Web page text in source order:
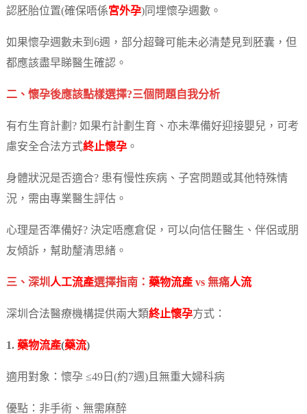
認胚胎位置(確保唔係宮外孕)同埋懷孕週數。
如果懷孕週數未到6週，部分超聲可能未必清楚見到胚囊，但
都應該盡早睇醫生確認。
二、懷孕後應該點樣選擇?三個問題自我分析
有冇生育計劃? 如果冇計劃生育、亦未準備好迎接嬰兒，可考
慮安全合法方式終止懷孕。
身體狀況是否適合? 患有慢性疾病、子宮問題或其他特殊情
況，需由專業醫生評估。
心理是否準備好? 決定唔應倉促，可以向信任醫生、伴侶或朋
友傾訴，幫助釐清思緒。
三、深圳 人工流產選擇指南： 藥物流產vs 無痛人流
深圳合法醫療機構提供兩大類終止懷孕方式：
1. 藥物流產(藥流)
適用對象：懷孕 ≤49日(約7週)且無重大婦科病
優點：非手術、無需麻醉